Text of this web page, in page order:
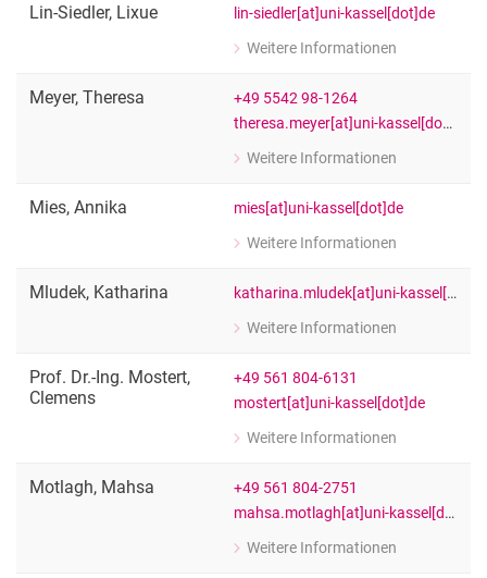
Lin-Siedler, Lixue
lin-siedler[at]uni-kassel[dot]de
Weitere Informationen
zu Lixue Lin-Siedler
Meyer, Theresa
+49 5542 98-1264
theresa.meyer[at]uni-kassel[dot]de
Weitere Informationen
zu Theresa Meyer
Mies, Annika
mies[at]uni-kassel[dot]de
Weitere Informationen
zu Annika Mies
Mludek, Katharina
katharina.mludek[at]uni-kassel[dot]de
Weitere Informationen
zu Katharina Mludek
Prof. Dr.-Ing. Mostert,
Clemens
+49 561 804-6131
mostert[at]uni-kassel[dot]de
Weitere Informationen
zu Prof. Dr.-Ing. Clemens Mostert
Motlagh, Mahsa
+49 561 804-2751
mahsa.motlagh[at]uni-kassel[dot]de
Weitere Informationen
zu Mahsa Motlagh